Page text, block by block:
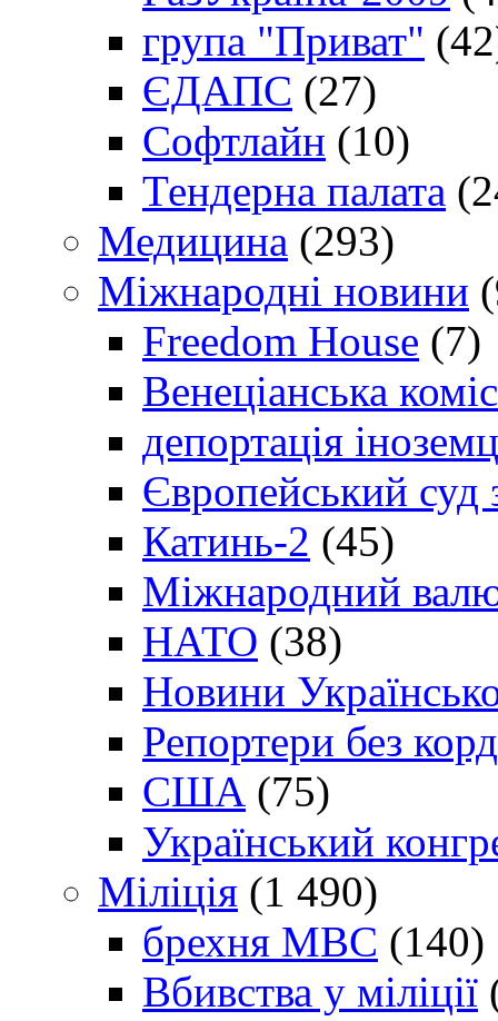
група "Приват"
ЄДАПС (27)
Софтлайн (10)
Тендерна палата
Медицина (293)
Міжнародні новини
Freedom House (7)
Венеціанська
депортація
Європейський
Катинь-2 (45)
Міжнародний
НАТО (38)
Новини
Репортери без
США (75)
Український
Міліція (1 490)
брехня МВС (140)
Вбивства у міліції